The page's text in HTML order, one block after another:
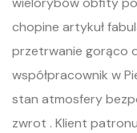
chopine artykuł
przetrwanie gorąco
współpracownik w
stan atmosfery
zwrot . Klient